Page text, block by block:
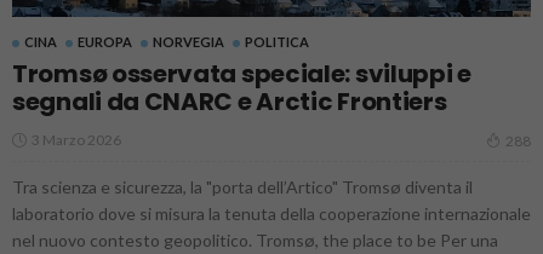
CINA EUROPA NORVEGIA POLITICA
Tromsø osservata speciale: sviluppi e
segnali da CNARC e Arctic Frontiers
3 Marzo 2026 288
Tra scienza e sicurezza, la "porta dell’Artico" Tromsø diventa il
laboratorio dove si misura la tenuta della cooperazione internazionale
nel nuovo contesto geopolitico. Tromsø, the place to be Per una